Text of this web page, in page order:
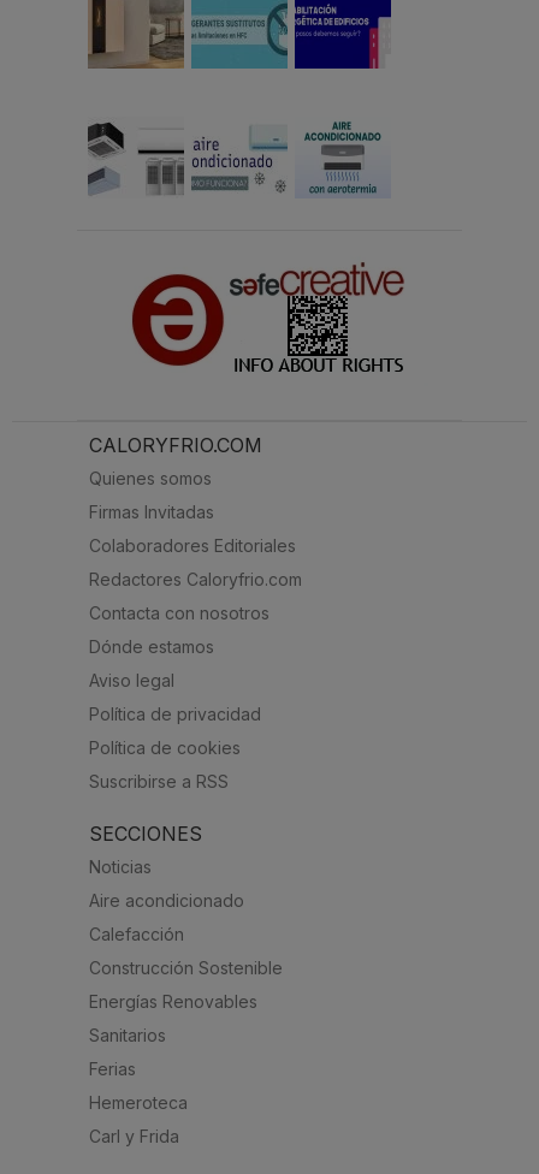
CALORYFRIO.COM
Quienes somos
Firmas Invitadas
Colaboradores Editoriales
Redactores Caloryfrio.com
Contacta con nosotros
Dónde estamos
Aviso legal
Política de privacidad
Política de cookies
Suscribirse a RSS
SECCIONES
Noticias
Aire acondicionado
Calefacción
Construcción Sostenible
Energías Renovables
Sanitarios
Ferias
Hemeroteca
Carl y Frida